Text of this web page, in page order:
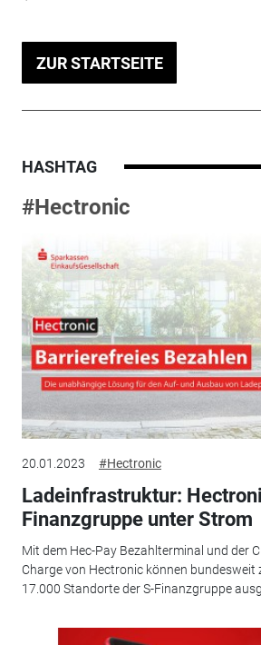
ZUR STARTSEITE
HASHTAG
#Hectronic
20.01.2023 #Hectronic
Ladeinfrastruktur:
Finanzgruppe unter Strom
Mit dem Hec-Pay Bezahlterminal und der
Charge von Hectronic können bundesweit
17.000 Standorte der S-Finanzgruppe